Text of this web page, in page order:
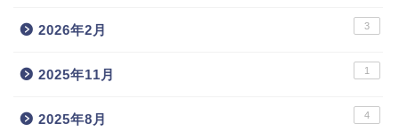
2026年2月 3
2025年11月 1
2025年8月 4